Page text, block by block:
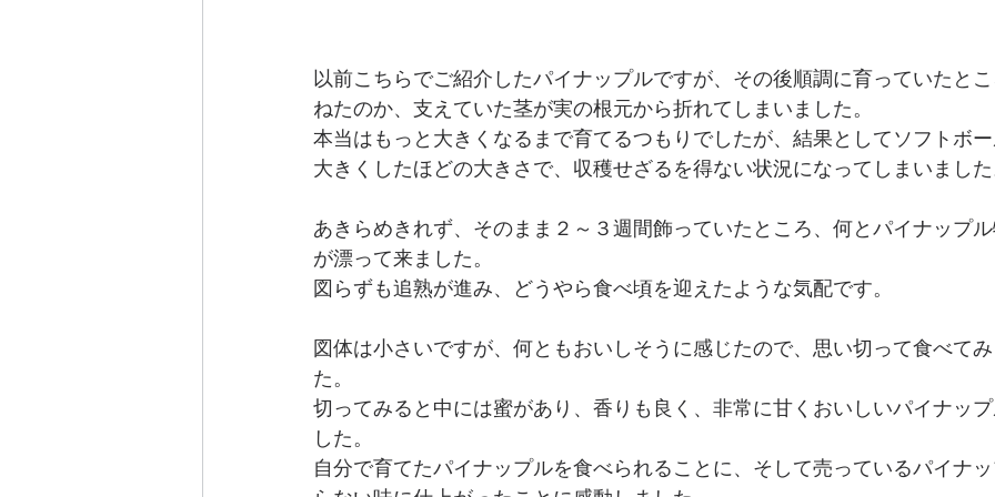
以前こちらでご紹介したパイナップルですが、その後順調に育っていたと
ねたのか、支えていた茎が実の根元から折れてしまいました。
本当はもっと大きくなるまで育てるつもりでしたが、結果としてソフトボ
大きくしたほどの大きさで、収穫せざるを得ない状況になってしまいまし
あきらめきれず、そのまま２～３週間飾っていたところ、何とパイナップ
が漂って来ました。
図らずも追熟が進み、どうやら食べ頃を迎えたような気配です。
図体は小さいですが、何ともおいしそうに感じたので、思い切って食べて
た。
切ってみると中には蜜があり、香りも良く、非常に甘くおいしいパイナッ
した。
自分で育てたパイナップルを食べられることに、そして売っているパイナ